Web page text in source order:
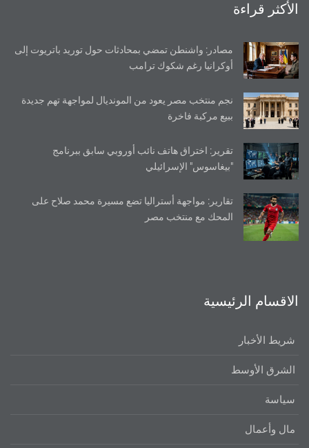
الأكثر قراءة
مصادر: واشنطن تمضي بمحادثات حول توريد باتريوت إلى
أوكرانيا رغم شكوك ترامب
نجم منتخب مصر يعود من المونديال لمواجهة تهم جديدة
ببيع مركبة فاخرة
تقرير: اختراق هاتف نائب أوروبي سابق ببرنامج
"بيغاسوس" الإسرائيلي
تقارير: مواجهة أستراليا تضع مسيرة محمد صلاح على
المحك مع منتخب مصر
الاقسام الرئيسية
شريط الأخبار
الشرق الأوسط
سياسة
مال وأعمال